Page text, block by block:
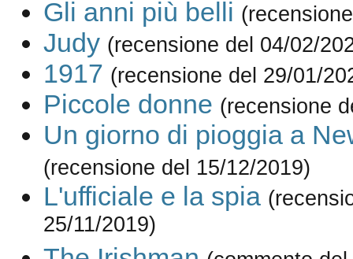
Gli anni più belli
Judy (recensione del 04/02/
1917 (recensione del 29/01/
Piccole donne (recensione
Un giorno di pioggia a
(recensione del 15/12/2019)
L'ufficiale e la spia
25/11/2019)